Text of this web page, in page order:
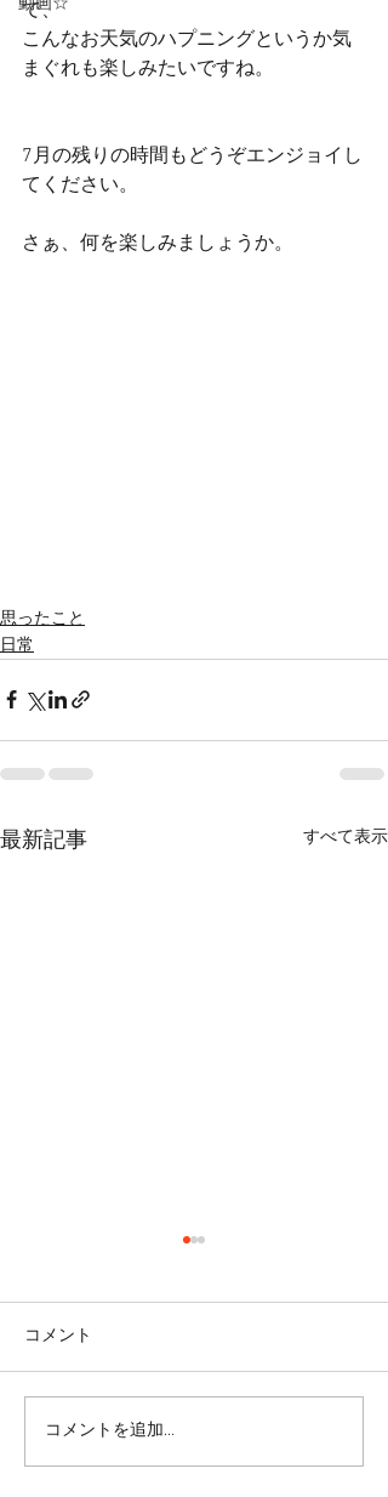
動画☆
で、
こんなお天気のハプニングというか気
まぐれも楽しみたいですね。
7月の残りの時間もどうぞエンジョイし
てください。
さぁ、何を楽しみましょうか。
思ったこと
日常
最新記事 すべて表示
ヒラソル銀座からのお知
らせ/3/13以降の件
コメント
コメントを追加…